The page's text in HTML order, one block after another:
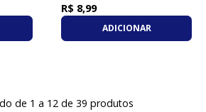
R$ 8,99
ADICIONAR
de 1 a 12 de 39 produtos